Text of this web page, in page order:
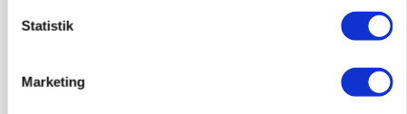
Statistik
Marketing